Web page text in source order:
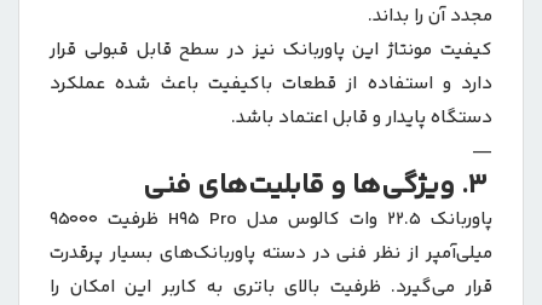
مجدد آن را بداند.
کیفیت مونتاژ این پاوربانک نیز در سطح قابل قبولی قرار
دارد و استفاده از قطعات باکیفیت باعث شده عملکرد
دستگاه پایدار و قابل اعتماد باشد.
—
پاوربانک 22.5 وات کالوس مدل H95 Pro ظرفیت 95000
میلی‌آمپر از نظر فنی در دسته پاوربانک‌های بسیار پرقدرت
قرار می‌گیرد. ظرفیت بالای باتری به کاربر این امکان را